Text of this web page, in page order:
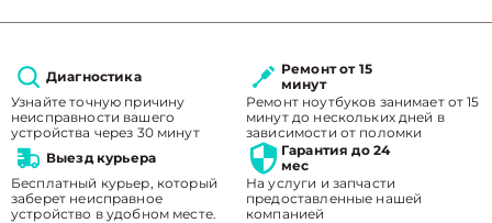
Диагностика
Узнайте точную причину
неисправности вашего
устройства через 30 минут
Ремонт от 15
минут
Ремонт ноутбуков занимает от 15
минут до нескольких дней в
зависимости от поломки
Выезд курьера
Бесплатный курьер, который
заберет неисправное
устройство в удобном месте.
Гарантия до 24
мес
На услуги и запчасти
предоставленные нашей
компанией